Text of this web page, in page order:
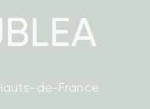
de-France